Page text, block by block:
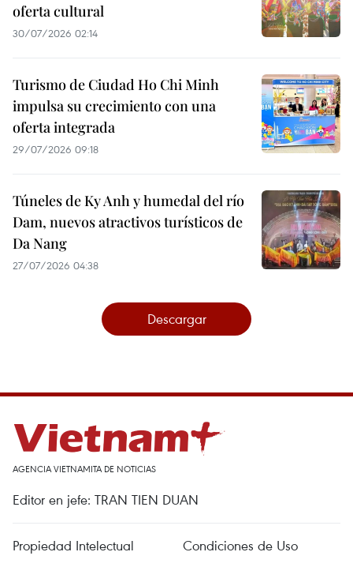
oferta cultural
30/07/2026 02:14
Turismo de Ciudad Ho Chi Minh
impulsa su crecimiento con una
oferta integrada
29/07/2026 09:18
Túneles de Ky Anh y humedal del río
Dam, nuevos atractivos turísticos de
Da Nang
27/07/2026 04:38
Descargar
AGENCIA VIETNAMITA DE NOTICIAS
Editor en jefe: TRAN TIEN DUAN
Propiedad Intelectual
Condiciones de Uso